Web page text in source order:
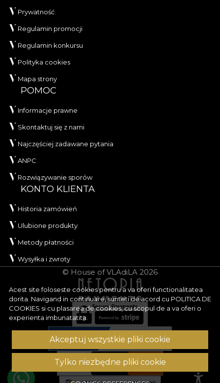
Acest site foloseste cookies pentru a va oferi functionalitatea
dorita. Navigand in continuare, sunteti de acord cu POLITICA DE
COOKIES si cu plasarea de cookies, cu scopul de a va oferi o
experienta imbunatatita.
Akceptuj wszystkie pliki cookie
Tylko niezbędne pliki cookie
Prywatność
Regulamin promocji
Regulamin konkursu
Polityka cookies
Mapa strony
POMOC
Informacje prawne
Skontaktuj się z nami
Najczęściej zadawane pytania
ANPC
Rozwiązywanie sporów
KONTO KLIENTA
Historia zamówień
Ulubione produkty
Metody płatności
Wysyłka i zwroty
© House of VLAdiLA 2026